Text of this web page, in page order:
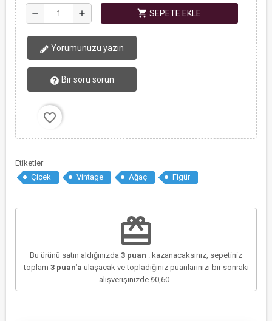
remove add shopping_cart SEPETE EKLE
Yorumunuzu yazın
Bir soru sorun
favorite_border
Etiketler
Çiçek
Vintage Ağaç Figür
redeem
Bu ürünü satın aldığınızda 3 puan . kazanacaksınız, sepetiniz
toplam 3puan'a ulaşacak ve topladığınız puanlarınızı bir sonraki
alışverişinizde ₺0,60